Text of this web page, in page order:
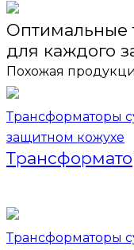
Оптимальные
для каждого
Похожая
Трансформаторы
защитном кожухе
Трансформаторы